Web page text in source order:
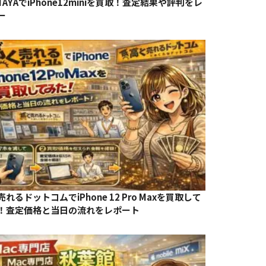
れるドットコムでiPhone 12 Pro Maxを買取して
査定価格と当日の流れをレポート